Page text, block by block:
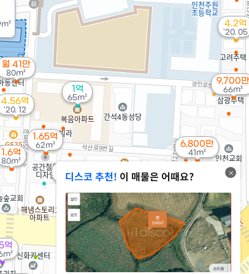
1.6억
80m²
6,800만
41m²
72m²
1.65억
62m²
26억
'25. 12
월 41만
80m²
9,700만
66m²
1억
65m²
억
4.56억
'20. 12
4.2억
'20. 05
디스코 추천! 이 매물은 어때요?